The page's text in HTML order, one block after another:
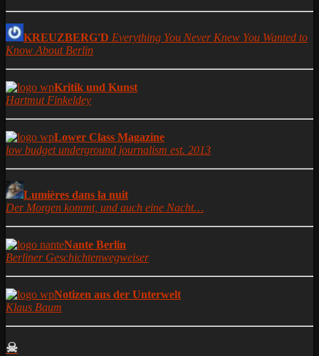
KREUZBERG'D Everything You Never Knew You Wanted to
Know About Berlin
Kritik und Kunst
Hartmut Finkeldey
Lower Class Magazine
low budget underground journalism est. 2013
Lumières dans la nuit
Der Morgen kommt, und auch eine Nacht…
Nante Berlin
Berliner Geschichtenwegweiser
Notizen aus der Unterwelt
Klaus Baum
☠